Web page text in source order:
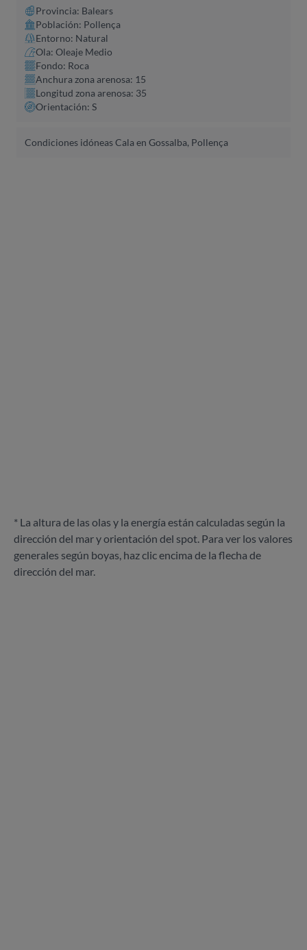
Provincia: Balears
Población: Pollença
Entorno: Natural
Ola: Oleaje Medio
Fondo: Roca
Anchura zona arenosa: 15
Longitud zona arenosa: 35
Orientación: S
Condiciones idóneas Cala en Gossalba, Pollença
* La altura de las olas y la energía están calculadas según la
dirección del mar y orientación del spot. Para ver los valores
generales según boyas, haz clic encima de la flecha de
dirección del mar.